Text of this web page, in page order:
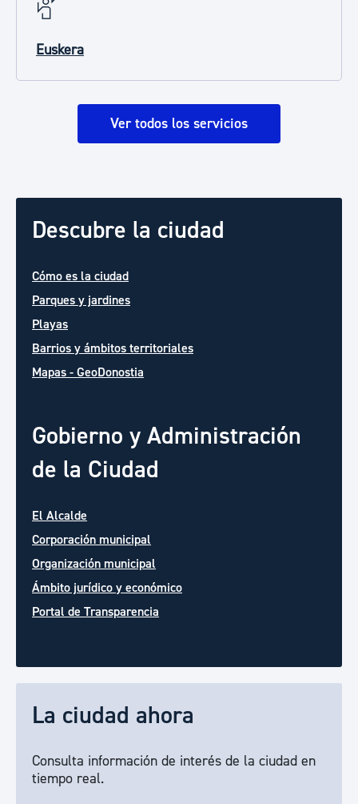
Euskera
Ver todos los servicios
Descubre la ciudad
Cómo es la ciudad
Parques y jardines
Playas
Barrios y ámbitos territoriales
Mapas - GeoDonostia
Gobierno y Administración
de la Ciudad
El Alcalde
Corporación municipal
Organización municipal
Ámbito jurídico y económico
Portal de Transparencia
La ciudad ahora
Consulta información de interés de la ciudad en
tiempo real.